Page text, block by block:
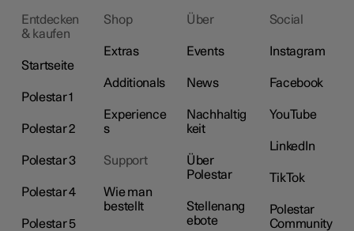
Entdecken
& kaufen
Startseite
Polestar 1
Polestar 2
Polestar 3
Polestar 4
Polestar 5
Shop
Extras
Additionals
Experience
s
Support
Wie man
bestellt
Über
Events
News
Nachhaltig
keit
Über
Polestar
Stellenang
ebote
Social
Instagram
Facebook
YouTube
LinkedIn
TikTok
Polestar
Community